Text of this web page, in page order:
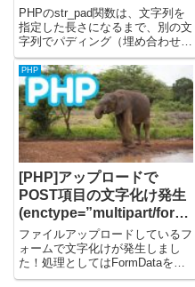
PHPのstr_pad関数は、文字列を
指定した長さになるまで、別の文
字列でパディング（埋め合わせ）
するために使用されます。この関
数は、レポートやリスト、表形式
のデータをきれいに整形したい場
合や、固定長のデータ形式を扱う
場合に便利です。文字列...
PHP
[PHP]アップロードで
POST項目の文字化け発生
(enctype=”multipart/form-
data”)
ファイルアップロードしているフ
ォームで文字化けが発生しまし
た！処理としてはFormDataを新
規に作って、jqueryからajaxで